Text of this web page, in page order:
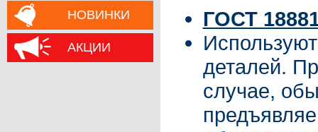
НОВИНКИ
АКЦИИ
ГОСТ
деталей.
случае,